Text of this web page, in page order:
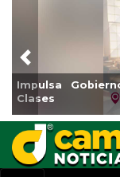
Previous